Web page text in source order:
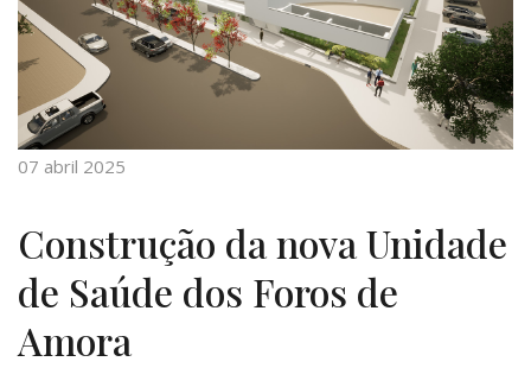
07 abril 2025
Construção da nova Unidade
de Saúde dos Foros de
Amora